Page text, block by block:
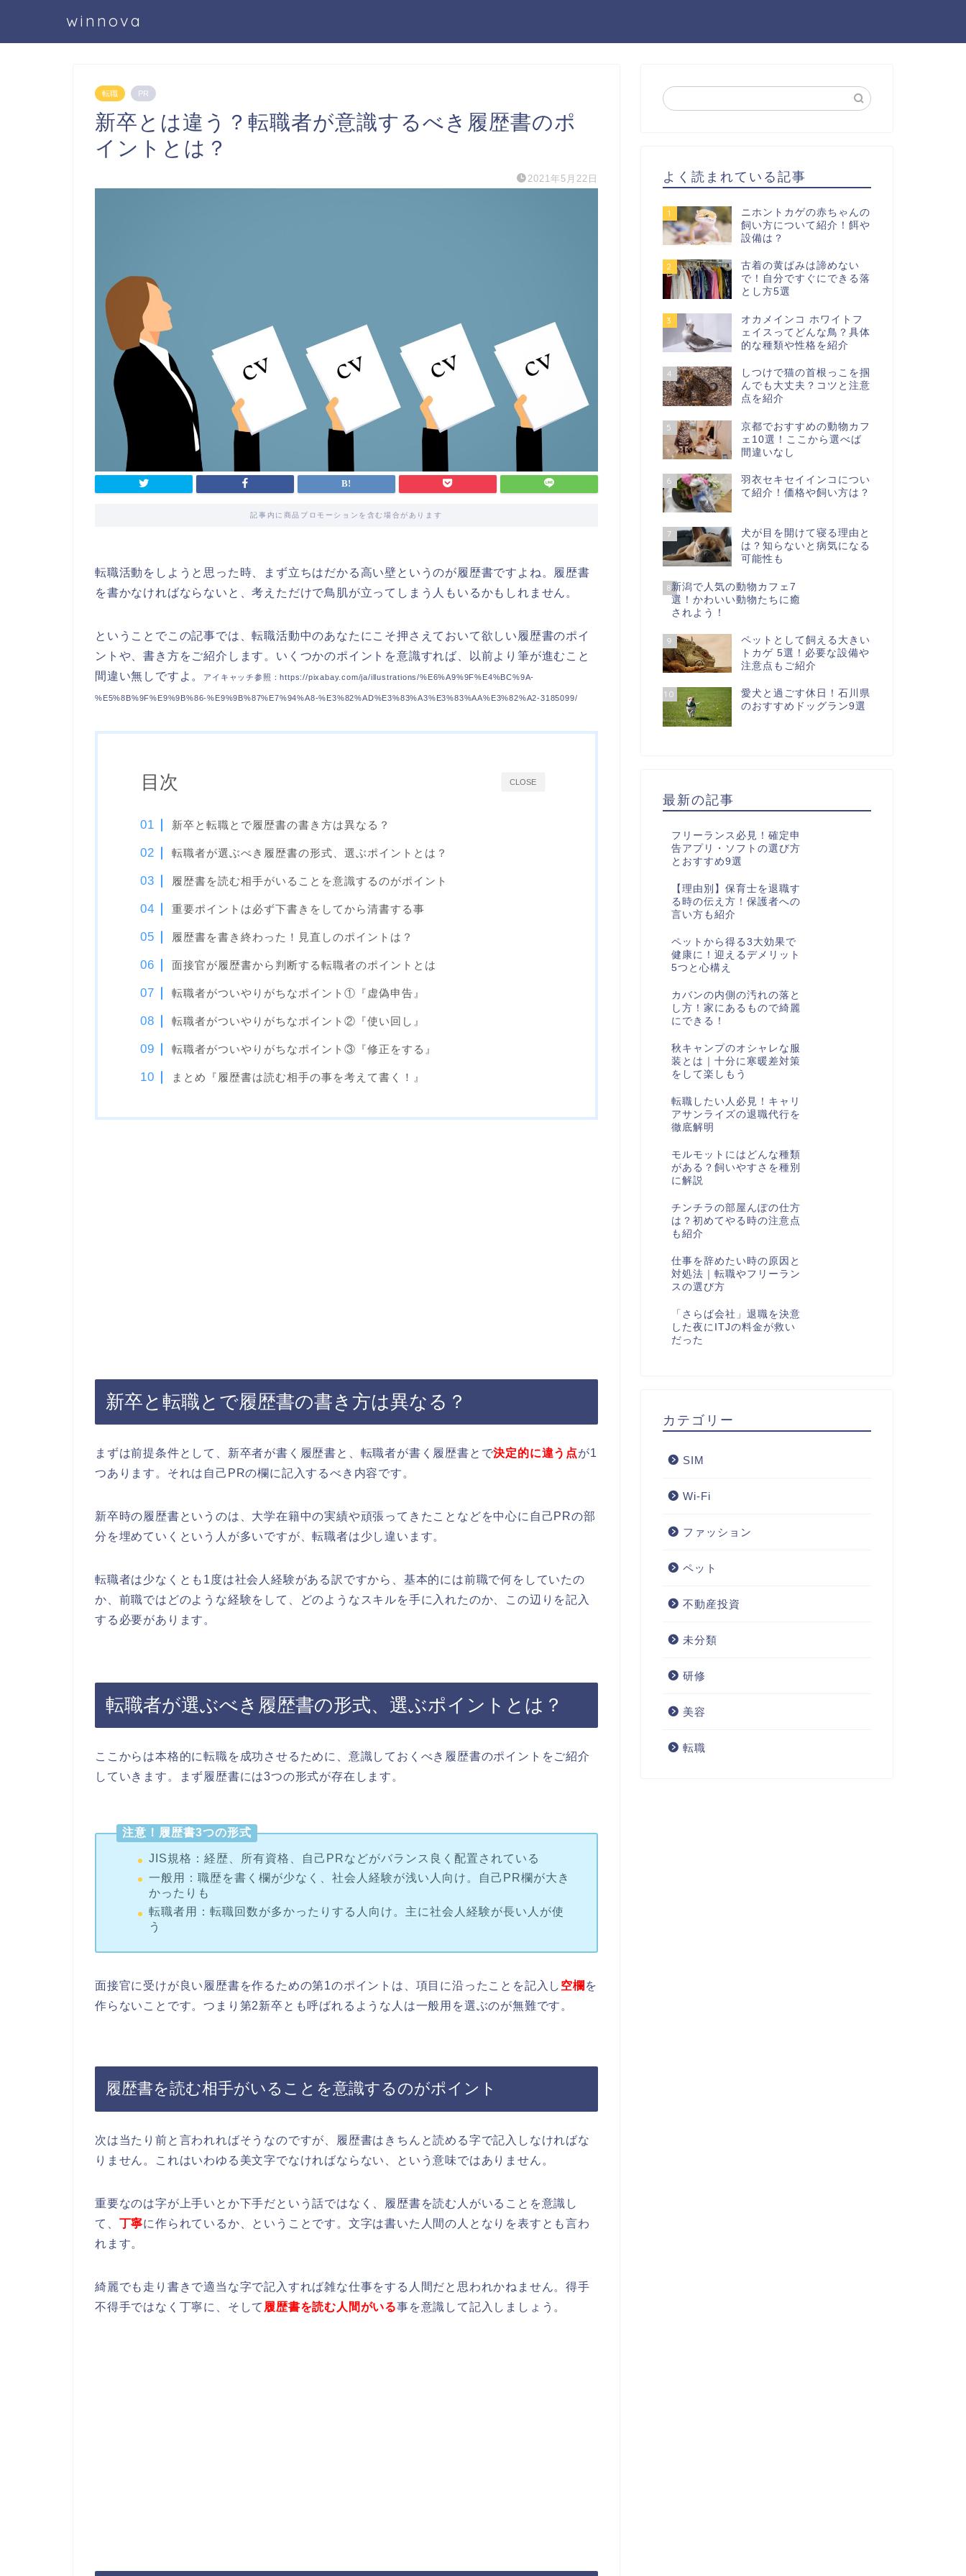
winnova
転職 PR
新卒とは違う？転職者が意識するべき履歴書のポ
イントとは？
2021年5月22日
記事内に商品プロモーションを含む場合があります
転職活動をしようと思った時、まず立ちはだかる高い壁というのが履歴書ですよね。履歴書
を書かなければならないと、考えただけで鳥肌が立ってしまう人もいるかもしれません。
ということでこの記事では、転職活動中のあなたにこそ押さえておいて欲しい履歴書のポイ
ントや、書き方をご紹介します。いくつかのポイントを意識すれば、以前より筆が進むこと
間違い無しですよ。
アイキャッチ参照：https://pixabay.com/ja/illustrations/%E6%A9%9F%E4%BC%9A-
%E5%8B%9F%E9%9B%86-%E9%9B%87%E7%94%A8-%E3%82%AD%E3%83%A3%E3%83%AA%E3%82%A2-3185099/
CLOSE
目次
新卒と転職とで履歴書の書き方は異なる？
転職者が選ぶべき履歴書の形式、選ぶポイントとは？
履歴書を読む相手がいることを意識するのがポイント
重要ポイントは必ず下書きをしてから清書する事
履歴書を書き終わった！見直しのポイントは？
面接官が履歴書から判断する転職者のポイントとは
転職者がついやりがちなポイント①『虚偽申告』
転職者がついやりがちなポイント②『使い回し』
転職者がついやりがちなポイント③『修正をする』
まとめ『履歴書は読む相手の事を考えて書く！』
新卒と転職とで履歴書の書き方は異なる？
まずは前提条件として、新卒者が書く履歴書と、転職者が書く履歴書とで決定的に違う点が1
つあります。それは自己PRの欄に記入するべき内容です。
新卒時の履歴書というのは、大学在籍中の実績や頑張ってきたことなどを中心に自己PRの部
分を埋めていくという人が多いですが、転職者は少し違います。
転職者は少なくとも1度は社会人経験がある訳ですから、基本的には前職で何をしていたの
か、前職ではどのような経験をして、どのようなスキルを手に入れたのか、この辺りを記入
する必要があります。
転職者が選ぶべき履歴書の形式、選ぶポイントとは？
ここからは本格的に転職を成功させるために、意識しておくべき履歴書のポイントをご紹介
していきます。まず履歴書には3つの形式が存在します。
注意！履歴書3つの形式
JIS規格：経歴、所有資格、自己PRなどがバランス良く配置されている
一般用：職歴を書く欄が少なく、社会人経験が浅い人向け。自己PR欄が大き
かったりも
転職者用：転職回数が多かったりする人向け。主に社会人経験が長い人が使
う
面接官に受けが良い履歴書を作るための第1のポイントは、項目に沿ったことを記入し 空欄 を
作らないことです。つまり第2新卒とも呼ばれるような人は一般用を選ぶのが無難です。
履歴書を読む相手がいることを意識するのがポイント
次は当たり前と言われればそうなのですが、履歴書はきちんと読める字で記入しなければな
りません。これはいわゆる美文字でなければならない、という意味ではありません。
重要なのは字が上手いとか下手だという話ではなく、履歴書を読む人がいることを意識し
て、 丁寧に作られているか、ということです。文字は書いた人間の人となりを表すとも言わ
れます。
綺麗でも走り書きで適当な字で記入すれば雑な仕事をする人間だと思われかねません。得手
不得手ではなく丁寧に、そして 履歴書を読む人間がいる事を意識して記入しましょう。
よく読まれている記事
1
ニホントカゲの赤ちゃんの
飼い方について紹介！餌や
設備は？
2
古着の黄ばみは諦めない
で！自分ですぐにできる落
とし方5選
3
オカメインコ ホワイトフ
ェイスってどんな鳥？具体
的な種類や性格を紹介
4
しつけで猫の首根っこを掴
んでも大丈夫？コツと注意
点を紹介
5
京都でおすすめの動物カフ
ェ10選！ここから選べば
間違いなし
6
羽衣セキセイインコについ
て紹介！価格や飼い方は？
7
犬が目を開けて寝る理由と
は？知らないと病気になる
可能性も
8新潟で人気の動物カフェ7
選！かわいい動物たちに癒
されよう！
9
ペットとして飼える大きい
トカゲ 5選！必要な設備や
注意点もご紹介
10
愛犬と過ごす休日！石川県
のおすすめドッグラン9選
最新の記事
フリーランス必見！確定申
告アプリ・ソフトの選び方
とおすすめ9選
【理由別】保育士を退職す
る時の伝え方！保護者への
言い方も紹介
ペットから得る3大効果で
健康に！迎えるデメリット
5つと心構え
カバンの内側の汚れの落と
し方！家にあるもので綺麗
にできる！
秋キャンプのオシャレな服
装とは｜十分に寒暖差対策
をして楽しもう
転職したい人必見！キャリ
アサンライズの退職代行を
徹底解明
モルモットにはどんな種類
がある？飼いやすさを種別
に解説
チンチラの部屋んぽの仕方
は？初めてやる時の注意点
も紹介
仕事を辞めたい時の原因と
対処法｜転職やフリーラン
スの選び方
「さらば会社」退職を決意
した夜にITJの料金が救い
だった
カテゴリー
SIM
Wi-Fi
ファッション
ペット
不動産投資
未分類
研修
美容
転職